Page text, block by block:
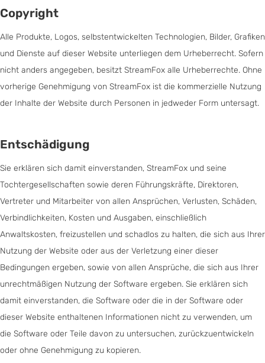
Copyright
Alle Produkte, Logos, selbstentwickelten Technologien, Bilder, Grafiken
und Dienste auf dieser Website unterliegen dem Urheberrecht. Sofern
nicht anders angegeben, besitzt StreamFox alle Urheberrechte. Ohne
vorherige Genehmigung von StreamFox ist die kommerzielle Nutzung
der Inhalte der Website durch Personen in jedweder Form untersagt.
Entschädigung
Sie erklären sich damit einverstanden, StreamFox und seine
Tochtergesellschaften sowie deren Führungskräfte, Direktoren,
Vertreter und Mitarbeiter von allen Ansprüchen, Verlusten, Schäden,
Verbindlichkeiten, Kosten und Ausgaben, einschließlich
Anwaltskosten, freizustellen und schadlos zu halten, die sich aus Ihrer
Nutzung der Website oder aus der Verletzung einer dieser
Bedingungen ergeben, sowie von allen Ansprüche, die sich aus Ihrer
unrechtmäßigen Nutzung der Software ergeben. Sie erklären sich
damit einverstanden, die Software oder die in der Software oder
dieser Website enthaltenen Informationen nicht zu verwenden, um
die Software oder Teile davon zu untersuchen, zurückzuentwickeln
oder ohne Genehmigung zu kopieren.